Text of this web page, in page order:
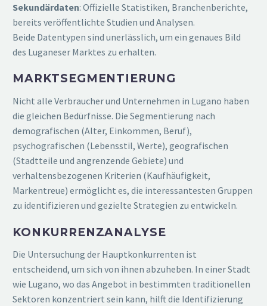
Sekundärdaten: Offizielle Statistiken, Branchenberichte,
bereits veröffentlichte Studien und Analysen.
Beide Datentypen sind unerlässlich, um ein genaues Bild
des Luganeser Marktes zu erhalten.
MARKTSEGMENTIERUNG
Nicht alle Verbraucher und Unternehmen in Lugano haben
die gleichen Bedürfnisse. Die Segmentierung nach
demografischen (Alter, Einkommen, Beruf),
psychografischen (Lebensstil, Werte), geografischen
(Stadtteile und angrenzende Gebiete) und
verhaltensbezogenen Kriterien (Kaufhäufigkeit,
Markentreue) ermöglicht es, die interessantesten Gruppen
zu identifizieren und gezielte Strategien zu entwickeln.
KONKURRENZANALYSE
Die Untersuchung der Hauptkonkurrenten ist
entscheidend, um sich von ihnen abzuheben. In einer Stadt
wie Lugano, wo das Angebot in bestimmten traditionellen
Sektoren konzentriert sein kann, hilft die Identifizierung